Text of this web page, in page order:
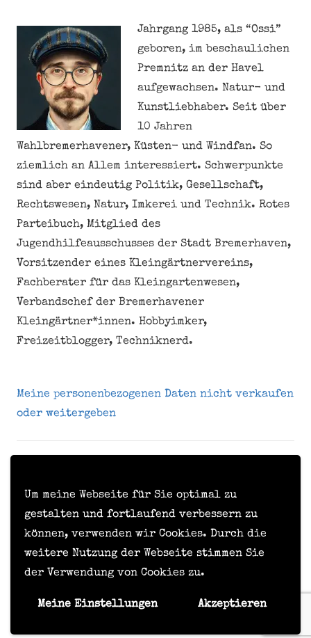
Um meine Webseite für Sie optimal zu
gestalten und fortlaufend verbessern zu
können, verwenden wir Cookies. Durch die
weitere Nutzung der Webseite stimmen Sie
der Verwendung von Cookies zu.
Meine Einstellungen Akzeptieren
Jahrgang 1985, als “Ossi”
geboren, im beschaulichen
Premnitz an der Havel
aufgewachsen. Natur- und
Kunstliebhaber. Seit über
10 Jahren
Wahlbremerhavener, Küsten- und Windfan. So
ziemlich an Allem interessiert. Schwerpunkte
sind aber eindeutig Politik, Gesellschaft,
Rechtswesen, Natur, Imkerei und Technik. Rotes
Parteibuch, Mitglied des
Jugendhilfeausschusses der Stadt Bremerhaven,
Vorsitzender eines Kleingärtnervereins,
Fachberater für das Kleingartenwesen,
Verbandschef der Bremerhavener
Kleingärtner*innen. Hobbyimker,
Freizeitblogger, Techniknerd.
Meine personenbezogenen Daten nicht verkaufen
oder weitergeben
Impressum
Formular zur Anforderung von Benutzerdaten